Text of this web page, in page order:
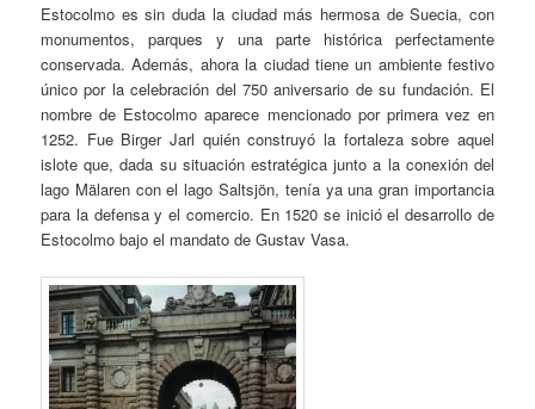
Estocolmo es sin duda la ciudad más hermosa de Suecia, con
monumentos, parques y una parte histórica perfectamente
conservada. Además, ahora la ciudad tiene un ambiente festivo
único por la celebración del 750 aniversario de su fundación. El
nombre de Estocolmo aparece mencionado por primera vez en
1252. Fue Birger Jarl quién construyó la fortaleza sobre aquel
islote que, dada su situación estratégica junto a la conexión del
lago Mälaren con el lago Saltsjön, tenía ya una gran importancia
para la defensa y el comercio. En 1520 se inició el desarrollo de
Estocolmo bajo el mandato de Gustav Vasa.